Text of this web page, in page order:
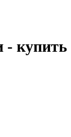
- купить